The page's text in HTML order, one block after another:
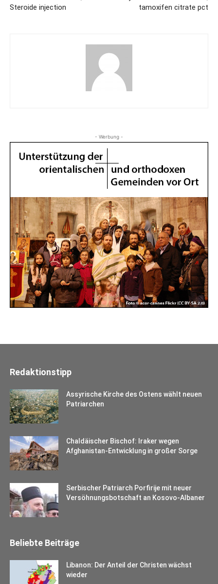
Steroide injection
tamoxifen citrate pct
- Werbung -
Redaktionstipp
Assyrische Kirche des Ostens wählt neuen
Patriarchen
Chaldäischer Bischof: Iraker wegen
Afghanistan-Entwicklung in großer Sorge
Serbischer Patriarch Porfirije mit neuer
Versöhnungsbotschaft an Kosovo-Albaner
Beliebte Beiträge
Libanon: Der Anteil der Christen wächst
wieder